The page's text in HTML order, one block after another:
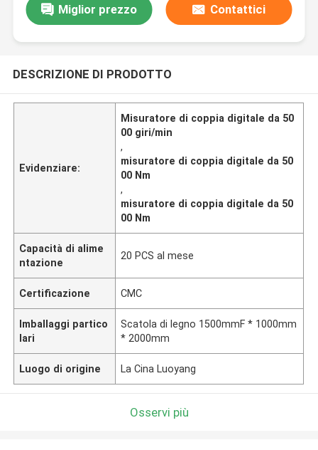
Miglior prezzo Contattici
DESCRIZIONE DI PRODOTTO
Evidenziare:
Misuratore di coppia digitale da 50
00 giri/min
,
misuratore di coppia digitale da 50
00 Nm
,
misuratore di coppia digitale da 50
00 Nm
Capacità di alime
ntazione
20 PCS al mese
Certificazione CMC
Imballaggi partico
lari
Scatola di legno 1500mmF * 1000mm
* 2000mm
Luogo di origine La Cina Luoyang
Osservi più